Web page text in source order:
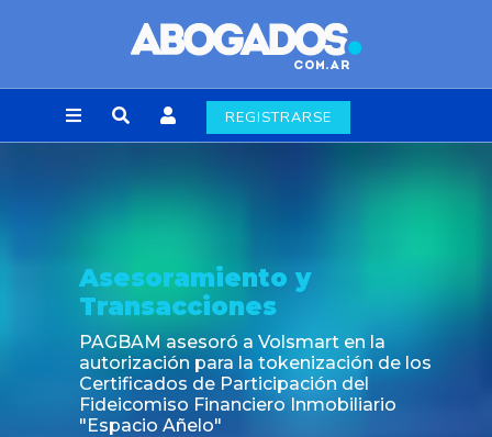
REGISTRARSE
Asesoramiento y
Transacciones
PAGBAM asesoró a Volsmart en la
autorización para la tokenización de los
Certificados de Participación del
Fideicomiso Financiero Inmobiliario
"Espacio Añelo"